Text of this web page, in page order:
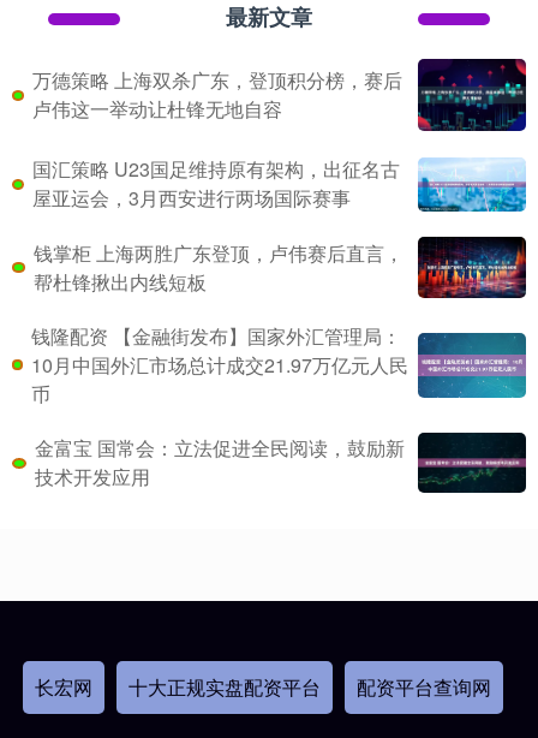
最新文章
万德策略 上海双杀广东，登顶积分榜，赛后
卢伟这一举动让杜锋无地自容
国汇策略 U23国足维持原有架构，出征名古
屋亚运会，3月西安进行两场国际赛事
钱掌柜 上海两胜广东登顶，卢伟赛后直言，
帮杜锋揪出内线短板
钱隆配资 【金融街发布】国家外汇管理局：
10月中国外汇市场总计成交21.97万亿元人民
币
金富宝 国常会：立法促进全民阅读，鼓励新
技术开发应用
长宏网 十大正规实盘配资平台 配资平台查询网